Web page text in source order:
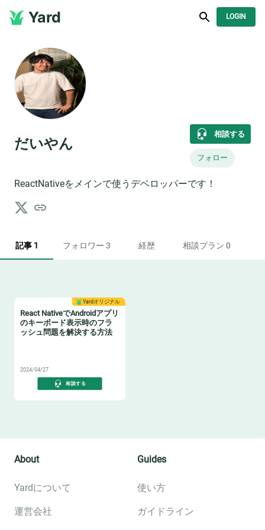
Yard LOGIN
だいやん
相談する
フォロー
ReactNativeをメインで使うデベロッパーです！
記事 1 フォロワー 3 経歴 相談プラン 0
Yardオリジナル
React NativeでAndroidアプリ
のキーボード表示時のフラ
ッシュ問題を解決する方法
2024/04/27
相談する
About
Yardについて
運営会社
Guides
使い方
ガイドライン